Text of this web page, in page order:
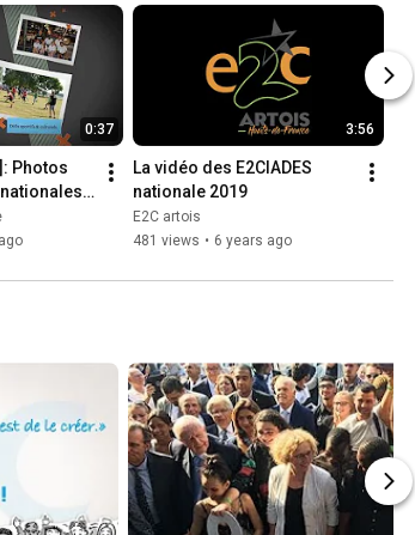
0:37
Photos
2017
3:56
La vidéo des E2CIADES
nationale 2019
E2C artois
481 views • 6 years ago